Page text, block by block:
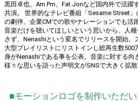
黒田卓也、Am Pm、Fat Jonなど国内外で活躍
共演。 世界的なテレビ番組「Sesame Street
の劇伴、企業CMでの歌やナレーションでも活
音楽だけを聴いてほしいという思いから、人
さず、Nenashiという変名でリリースを開始。
大型プレイリストにリストインし総再生数500
身がNenashiである事を公表。音楽に対する向
様々な思いを語った声明文がSNSで大きく拡散
■モーションロゴを制作いただ